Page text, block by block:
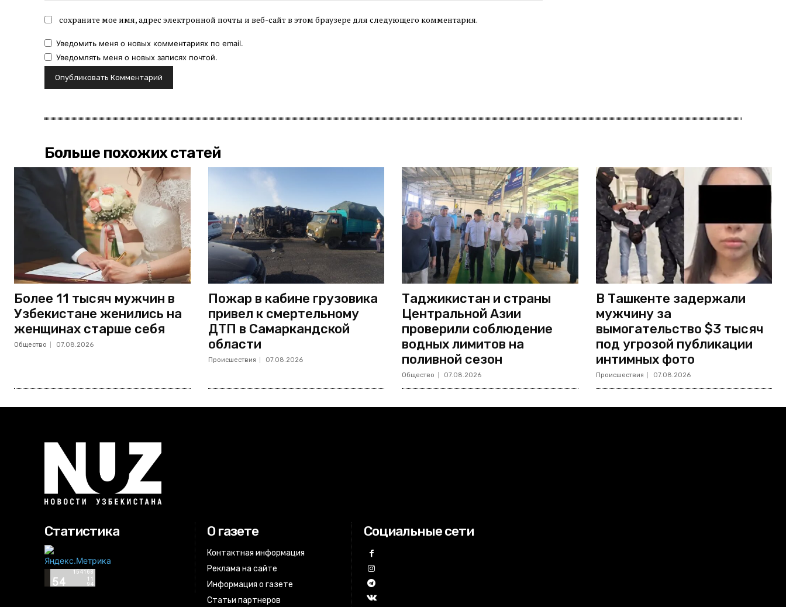
сохраните мое имя, адрес электронной почты и веб-сайт в этом браузере для следующего комментария.
Уведомить меня о новых комментариях по email.
Уведомлять меня о новых записях почтой.
Больше похожих статей
Более 11 тысяч мужчин в
Узбекистане женились на
женщинах старше себя
Общество 07.08.2026
Пожар в кабине грузовика
привел к смертельному
ДТП в Самаркандской
области
Происшествия 07.08.2026
Таджикистан и страны
Центральной Азии
проверили соблюдение
водных лимитов на
поливной сезон
Общество 07.08.2026
В Ташкенте задержали
мужчину за
вымогательство $3 тысяч
под угрозой публикации
интимных фото
Происшествия 07.08.2026
Статистика О газете
Контактная информация
Реклама на сайте
Информация о газете
Статьи партнеров
Социальные сети